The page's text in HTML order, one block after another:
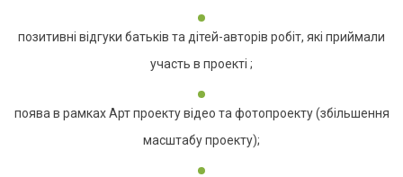
позитивні відгуки батьків та дітей-авторів робіт, які приймали
участь в проекті ;
поява в рамках Арт проекту відео та фотопроекту (збільшення
масштабу проекту);